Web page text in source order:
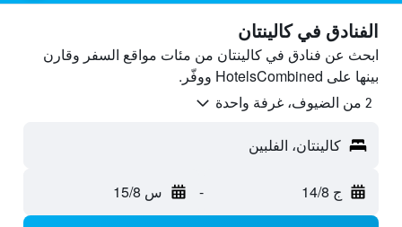
الفنادق في كالينتان
ابحث عن فنادق في كالينتان من مئات مواقع السفر وقارن
بينها على HotelsCombined ووفّر.
2 من الضيوف، غرفة واحدة
كالينتان، الفلبين
ج 14/8 - س 15/8